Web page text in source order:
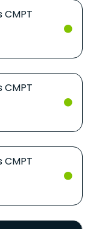
CMPT
CMPT
CMPT